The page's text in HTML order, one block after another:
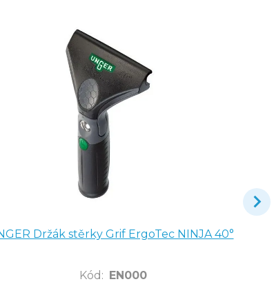
Držák stěrky Grif ErgoTec NINJA 40°
Kód : EN000